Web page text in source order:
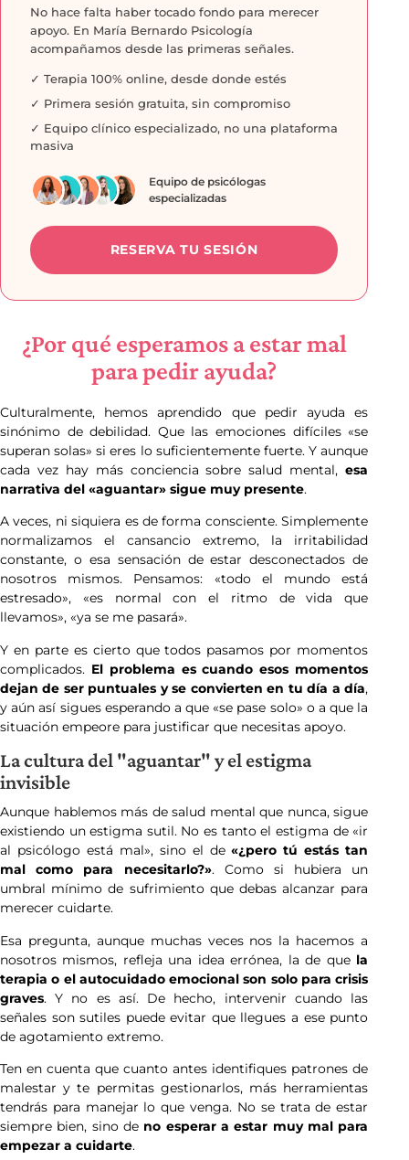
No hace falta haber tocado fondo para merecer
apoyo. En María Bernardo Psicología
acompañamos desde las primeras señales.
✓ Terapia 100% online, desde donde estés
✓ Primera sesión gratuita, sin compromiso
✓ Equipo clínico especializado, no una plataforma
masiva
Equipo de psicólogas
especializadas
RESERVA TU SESIÓN
¿Por qué esperamos a estar mal
para pedir ayuda?
Culturalmente, hemos aprendido que pedir ayuda es
sinónimo de debilidad. Que las emociones difíciles «se
superan solas» si eres lo suficientemente fuerte. Y aunque
cada vez hay más conciencia sobre salud mental,esa
narrativa del «aguantar» sigue muy presente.
A veces, ni siquiera es de forma consciente. Simplemente
normalizamos el cansancio extremo, la irritabilidad
constante, o esa sensación de estar desconectados de
nosotros mismos. Pensamos: «todo el mundo está
estresado», «es normal con el ritmo de vida que
llevamos», «ya se me pasará».
Y en parte es cierto que todos pasamos por momentos
complicados. El problema es cuando esos momentos
dejan de ser puntuales y se convierten en tu día a día,
y aún así sigues esperando a que «se pase solo» o a que la
situación empeore para justificar que necesitas apoyo.
La cultura del "aguantar" y el estigma
invisible
Aunque hablemos más de salud mental que nunca, sigue
existiendo un estigma sutil. No es tanto el estigma de «ir
al psicólogo está mal», sino el de«¿pero tú estás tan
mal como para necesitarlo?». Como si hubiera un
umbral mínimo de sufrimiento que debas alcanzar para
merecer cuidarte.
Esa pregunta, aunque muchas veces nos la hacemos a
nosotros mismos, refleja una idea errónea, la de que la
terapia o el autocuidado emocional son solo para crisis
graves. Y no es así. De hecho, intervenir cuando las
señales son sutiles puede evitar que llegues a ese punto
de agotamiento extremo.
Ten en cuenta que cuanto antes identifiques patrones de
malestar y te permitas gestionarlos, más herramientas
tendrás para manejar lo que venga. No se trata de estar
siempre bien, sino de no esperar a estar muy mal para
empezar a cuidarte.